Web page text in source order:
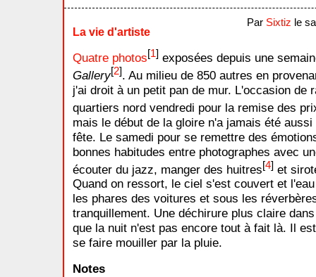
La vie d'artiste
Par Sixtiz le
Quatre photos[1] exposées depuis une
Gallery[2]. Au milieu de 850 autres en
j'ai droit à un petit pan de mur. L'occasion de
quartiers nord vendredi pour la remise des
mais le début de la gloire n'a jamais été
fête. Le samedi pour se remettre des
bonnes habitudes entre photographes avec
écouter du jazz, manger des huitres[4] et
Quand on ressort, le ciel s'est couvert et
les phares des voitures et sous les
tranquillement. Une déchirure plus claire
que la nuit n'est pas encore tout à fait là. Il
se faire mouiller par la pluie.
Notes